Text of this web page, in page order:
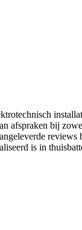
afspraken bij
is in